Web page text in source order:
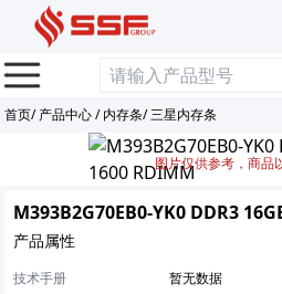
首页/产品中心/内存条/三星内存条
图片仅供参考，商品
M393B2G70EB0-YK0 DDR3
产品属性
技术手册
暂无数据